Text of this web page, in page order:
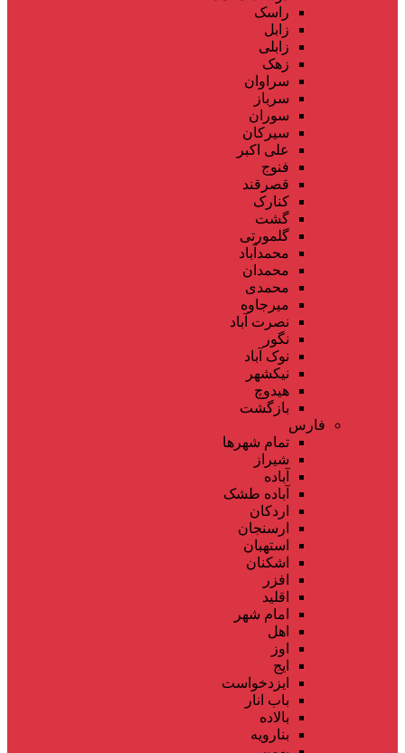
راسک
زابل
زابلی
زهک
سراوان
سرباز
سوران
سیرکان
علی اکبر
فنوج
قصرقند
کنارک
گشت
گلمورتی
محمدآباد
محمدان
محمدی
میرجاوه
نصرت آباد
نگور
نوک آباد
نیکشهر
هیدوچ
بازگشت
فارس
تمام شهر‌ها
شیراز
آباده
آباده طشک
اردکان
ارسنجان
استهبان
اشکنان
افزر
اقلید
امام شهر
اهل
اوز
ایج
ایزدخواست
باب انار
بالاده
بنارویه